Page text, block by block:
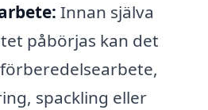
Innan själva
påbörjas kan det
spackling eller